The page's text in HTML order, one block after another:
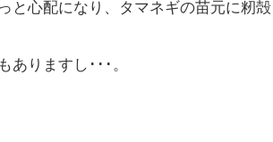
心配になり、タマネギの苗元に籾殻
りますし･･･。